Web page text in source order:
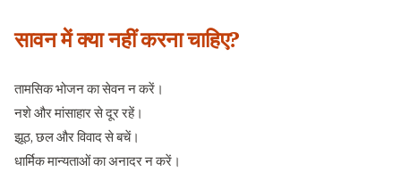
सावन में क्या नहीं करना चाहिए?
तामसिक भोजन का सेवन न करें।
नशे और मांसाहार से दूर रहें।
झूठ, छल और विवाद से बचें।
धार्मिक मान्यताओं का अनादर न करें।